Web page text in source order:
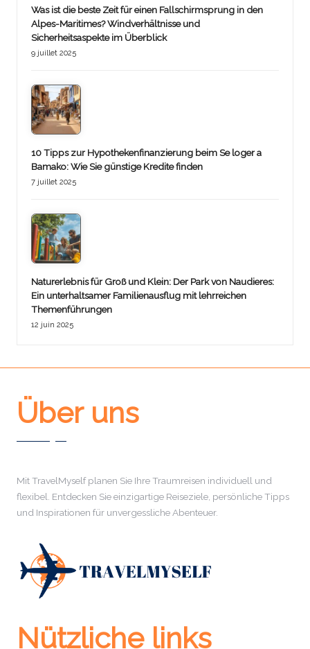
Was ist die beste Zeit für einen Fallschirmsprung in den
Alpes-Maritimes? Windverhältnisse und
Sicherheitsaspekte im Überblick
9 juillet 2025
10 Tipps zur Hypothekenfinanzierung beim Se loger a
Bamako: Wie Sie günstige Kredite finden
7 juillet 2025
Naturerlebnis für Groß und Klein: Der Park von Naudieres:
Ein unterhaltsamer Familienausflug mit lehrreichen
Themenführungen
12 juin 2025
Über uns
Mit TravelMyself planen Sie Ihre Traumreisen individuell und
flexibel. Entdecken Sie einzigartige Reiseziele, persönliche Tipps
und Inspirationen für unvergessliche Abenteuer.
Nützliche links